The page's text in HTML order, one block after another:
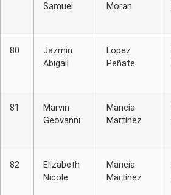
Samuel
Moran
80
Jazmin
Abigail
Lopez
Peñate
81
Marvin
Geovanni
Mancía
Martínez
82
Elizabeth
Nicole
Mancía
Martínez